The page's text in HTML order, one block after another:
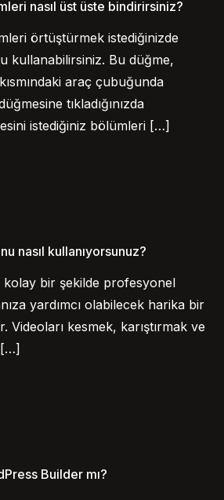
nasıl üst üste bindirirsiniz?
örtüştürmek istediğinizde
kullanabilirsiniz. Bu düğme,
araç çubuğunda
tıkladığınızda
istediğiniz bölümleri […]
nasıl kullanıyorsunuz?
kolay bir şekilde profesyonel
yardımcı olabilecek harika bir
Videoları kesmek, karıştırmak ve
[…]
Builder mı?